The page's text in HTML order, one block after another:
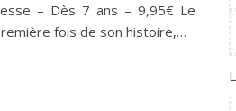
– Dès 7 ans – 9,95€ Le
fois de son histoire,…